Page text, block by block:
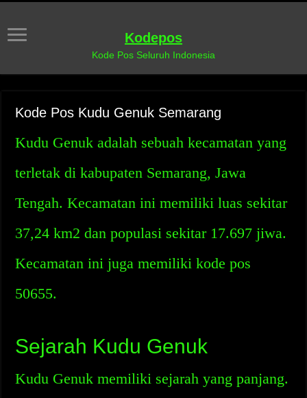
Kodepos
Kode Pos Seluruh Indonesia
Kode Pos Kudu Genuk Semarang
Kudu Genuk adalah sebuah kecamatan yang
terletak di kabupaten Semarang, Jawa
Tengah. Kecamatan ini memiliki luas sekitar
37,24 km2 dan populasi sekitar 17.697 jiwa.
Kecamatan ini juga memiliki kode pos
50655.
Sejarah Kudu Genuk
Kudu Genuk memiliki sejarah yang panjang.